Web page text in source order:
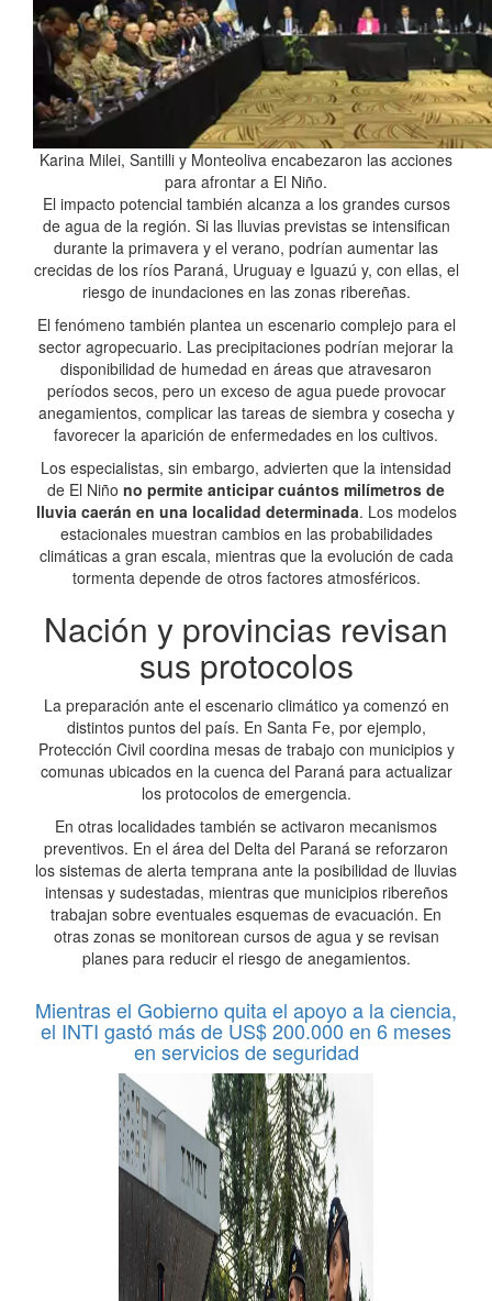
Karina Milei, Santilli y Monteoliva encabezaron las acciones
para afrontar a El Niño.
El impacto potencial también alcanza a los grandes cursos
de agua de la región. Si las lluvias previstas se intensifican
durante la primavera y el verano, podrían aumentar las
crecidas de los ríos Paraná, Uruguay e Iguazú y, con ellas, el
riesgo de inundaciones en las zonas ribereñas.
El fenómeno también plantea un escenario complejo para el
sector agropecuario. Las precipitaciones podrían mejorar la
disponibilidad de humedad en áreas que atravesaron
períodos secos, pero un exceso de agua puede provocar
anegamientos, complicar las tareas de siembra y cosecha y
favorecer la aparición de enfermedades en los cultivos.
Los especialistas, sin embargo, advierten que la intensidad
de El Niño no permite anticipar cuántos milímetros de
lluvia caerán en una localidad determinada. Los modelos
estacionales muestran cambios en las probabilidades
climáticas a gran escala, mientras que la evolución de cada
tormenta depende de otros factores atmosféricos.
Nación y provincias revisan
sus protocolos
La preparación ante el escenario climático ya comenzó en
distintos puntos del país. En Santa Fe, por ejemplo,
Protección Civil coordina mesas de trabajo con municipios y
comunas ubicados en la cuenca del Paraná para actualizar
los protocolos de emergencia.
En otras localidades también se activaron mecanismos
preventivos. En el área del Delta del Paraná se reforzaron
los sistemas de alerta temprana ante la posibilidad de lluvias
intensas y sudestadas, mientras que municipios ribereños
trabajan sobre eventuales esquemas de evacuación. En
otras zonas se monitorean cursos de agua y se revisan
planes para reducir el riesgo de anegamientos.
Mientras el Gobierno quita el apoyo a la ciencia,
el INTI gastó más de US$ 200.000 en 6 meses
en servicios de seguridad